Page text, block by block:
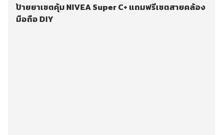
ป้ายยาเซตคุ้ม NIVEA Super C+ แถมฟรีเซตสายคล้อง
มือถือ DIY